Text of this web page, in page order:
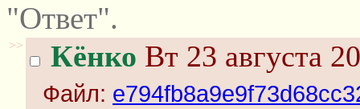
"Ответ".
>> Кёнко Вт 23 августа
Файл: